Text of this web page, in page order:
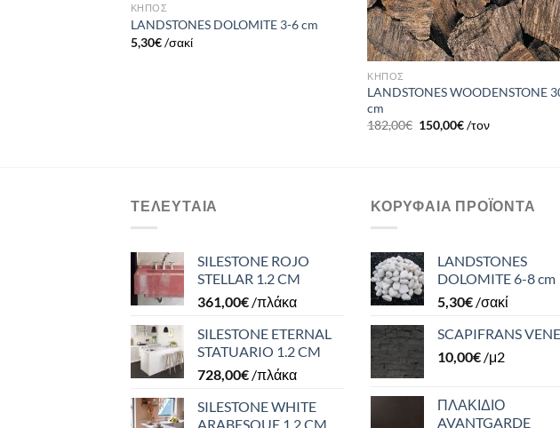
ΚΗΠΟΣ
LANDSTONES DOLOMITE 3-6 cm
5,30€/σακί
ΚΗΠΟΣ
LANDSTONES WOODENSTONE
cm
182,00€ 150,00€/τον
ΤΕΛΕΥΤΑΊΑ
SILESTONE ROJO
STELLAR 1.2 CM
361,00€ /πλάκα
SILESTONE ETERNAL
STATUARIO 1.2 CM
728,00€ /πλάκα
SILESTONE WHITE
ARABESQUE 1.2 CM
ΚΟΡΥΦΑΊΑ ΠΡΟΪΌΝΤΑ
LANDSTONES
DOLOMITE 6-8 cm
5,30€ /σακί
SCAPIFRANS
10,00€ /μ2
ΠΛΑΚΙΔΙΟ
AVANTGARDE